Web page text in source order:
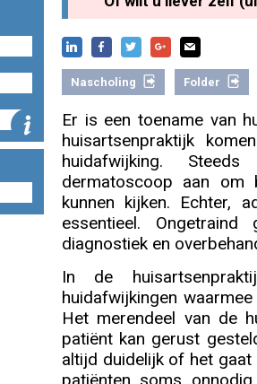
Nascholing Folder
Er is een toename van
huisartsenpraktijk
huidafwijking.
dermatoscoop aan om
kunnen kijken. Echter,
essentieel.
diagnostiek en
In de
huidafwijkingen
Het merendeel van de
patiënt kan gerust
altijd duidelijk of het
patiënten soms